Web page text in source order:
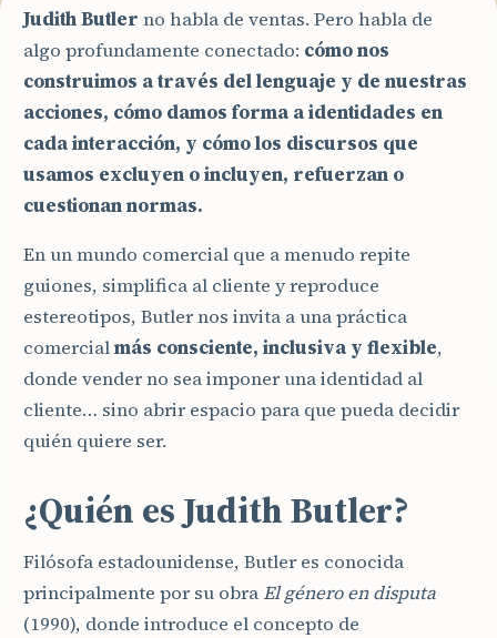
Judith Butler no habla de ventas. Pero habla de
algo profundamente conectado: cómo nos
construimos a través del lenguaje y de nuestras
acciones, cómo damos forma a identidades en
cada interacción, y cómo los discursos que
usamos excluyen o incluyen, refuerzan o
cuestionan normas.
En un mundo comercial que a menudo repite
guiones, simplifica al cliente y reproduce
estereotipos, Butler nos invita a una práctica
comercialmás consciente, inclusiva y flexible,
donde vender no sea imponer una identidad al
cliente… sino abrir espacio para que pueda decidir
quién quiere ser.
¿Quién es Judith Butler?
Filósofa estadounidense, Butler es conocida
principalmente por su obraEl género en disputa
(1990), donde introduce el concepto de